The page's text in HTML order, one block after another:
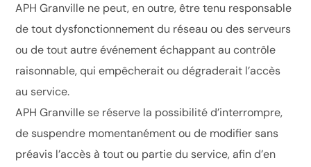
APH Granville ne peut, en outre, être tenu responsable
de tout dysfonctionnement du réseau ou des serveurs
ou de tout autre événement échappant au contrôle
raisonnable, qui empêcherait ou dégraderait l’accès
au service.
APH Granville se réserve la possibilité d’interrompre,
de suspendre momentanément ou de modifier sans
préavis l’accès à tout ou partie du service, afin d’en